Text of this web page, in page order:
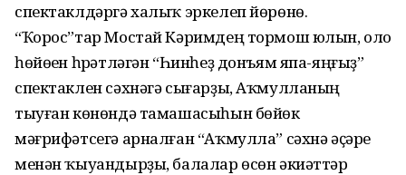
спектаклдәргә халыҡ эркелеп йөрөнө.
“Ҡорос”тар Мостай Кәримдең тормош юлын, оло
һөйөүен һүрәтләгән “Һинһеҙ донъям япа-яңғыҙ”
спектаклен сәхнәгә сығарҙы, Аҡмулланың
тыуған көнөндә тамашасыһын бөйөк
мәғрифәтсегә арналған “Аҡмулла” сәхнә әҫәре
менән ҡыуандырҙы, балалар өсөн әкиәттәр